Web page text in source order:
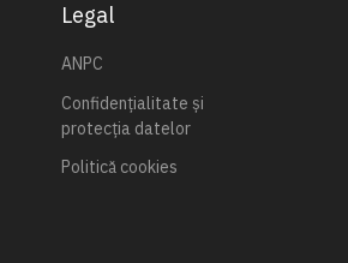
Legal
ANPC
Confidențialitate și
protecția datelor
Politică cookies